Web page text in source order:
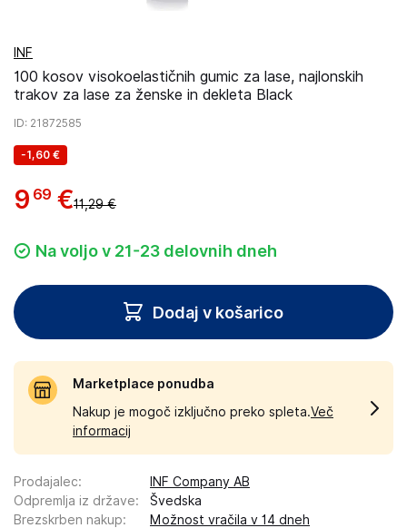
INF
100 kosov visokoelastičnih gumic za lase, najlonskih
trakov za lase za ženske in dekleta Black
ID: 21872585
-1,60 €
9 69 €11,29 €
Na voljo v 21-23 delovnih dneh
Dodaj v košarico
Marketplace ponudba
Nakup je mogoč izključno preko spleta.Več
informacij
Prodajalec:
INF Company AB
Odpremlja iz države:
Švedska
Brezskrben nakup: Možnost vračila v 14 dneh